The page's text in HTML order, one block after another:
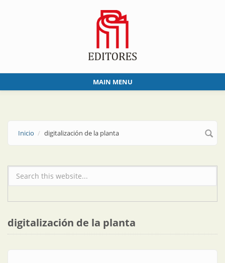
MAIN MENU
Inicio digitalización de la planta
Formulario de búsqueda
digitalización de la planta